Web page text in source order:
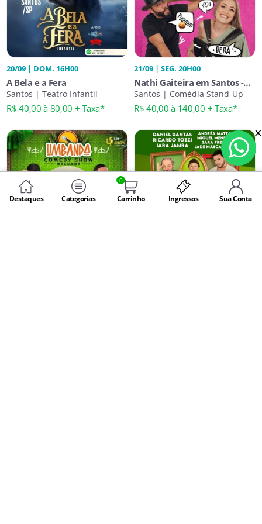
Destaques Categorias
0
Carrinho Ingressos Sua Conta
20/09 | DOM. 16H00
A Bela e a Fera
Santos | Teatro Infantil
R$ 40,00 à 80,00 + Taxa*
21/09 | SEG. 20H00
Nathi Gaiteira em Santos -
Amor, Humor e Modão
Santos | Comédia Stand-Up
R$ 40,00 à 140,00 + Taxa*